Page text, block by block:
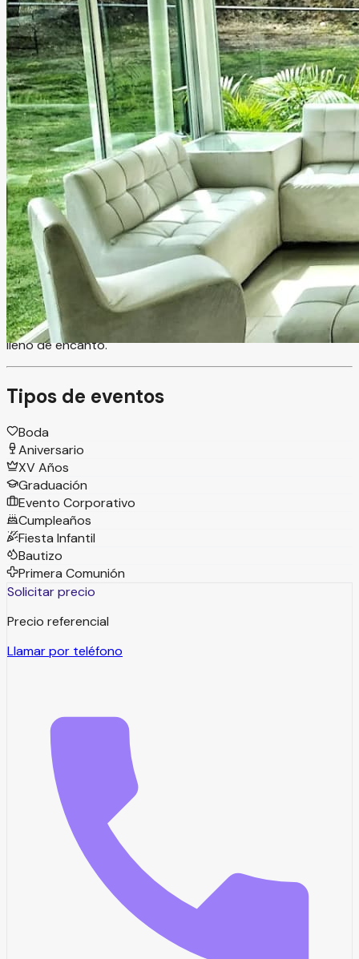
Petit Comité Salon y Jardín
de Eventos
Morelia, Michoacán Salón, Jardín Hasta200personas
Información
Petit Comité es un salón y jardín de eventos en Morelia,
Michoacán, ideal para celebraciones sociales en un
ambiente íntimo y acogedor, con capacidad para 150 a
200 personas, es el espacio perfecto para crear
momentos especiales en un entorno cómodo, versátil y
lleno de encanto.
Tipos de eventos
Boda
Aniversario
XV Años
Graduación
Evento Corporativo
Cumpleaños
Fiesta Infantil
Bautizo
Primera Comunión
Solicitar precio
Precio referencial
Llamar por teléfono